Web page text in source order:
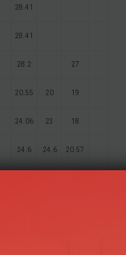
28.41
28.41
28.2 27
20.55 20 19
24.06 23 18
24.6 24.6 20.57